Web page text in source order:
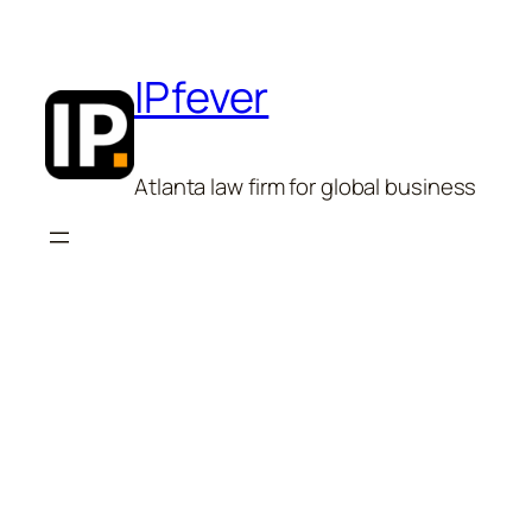
IPfever
Atlanta law firm for global business